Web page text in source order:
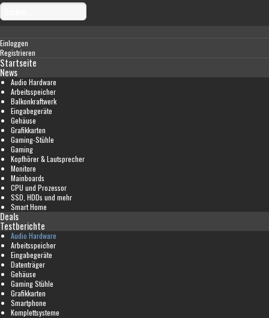
Einloggen
Registrieren
Startseite
News
Audio Hardware
Arbeitsspeicher
Balkonkraftwerk
Eingabegeräte
Gehäuse
Grafikkarten
Gaming-Stühle
Gaming
Kopfhörer & Lautsprecher
Monitore
Mainboards
CPU und Prozessor
SSD, HDDs und mehr
Smart Home
Deals
Testberichte
Audio Hardware
Arbeitsspeicher
Eingabegeräte
Datenträger
Gehäuse
Gaming Stühle
Grafikkarten
Smartphone
Komplettsysteme